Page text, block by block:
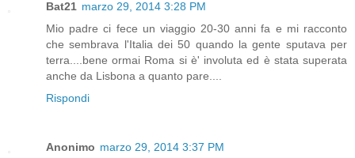
Bat21 marzo 29, 2014 3:28 PM
Mio padre ci fece un viaggio 20-30 anni fa e mi racconto
che sembrava l'Italia dei 50 quando la gente sputava per
terra....bene ormai Roma si è' involuta ed è stata superata
anche da Lisbona a quanto pare....
Rispondi
Anonimo marzo 29, 2014 3:37 PM